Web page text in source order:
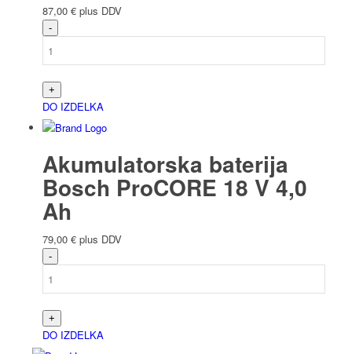
87,00 € plus DDV
DO IZDELKA
Akumulatorska baterija
Bosch ProCORE 18 V 4,0
Ah
79,00 € plus DDV
DO IZDELKA